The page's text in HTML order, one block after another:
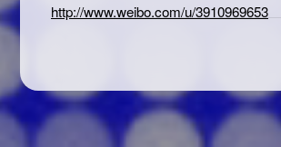
http://www.weibo.com/u/3910969653